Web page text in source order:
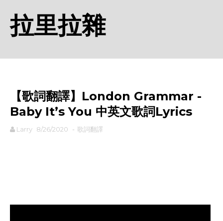
拉里拉雜
【歌詞翻譯】London Grammar -
Baby It’s You 中英文歌詞Lyrics
Larry 8/26/2020 - 歌詞翻譯